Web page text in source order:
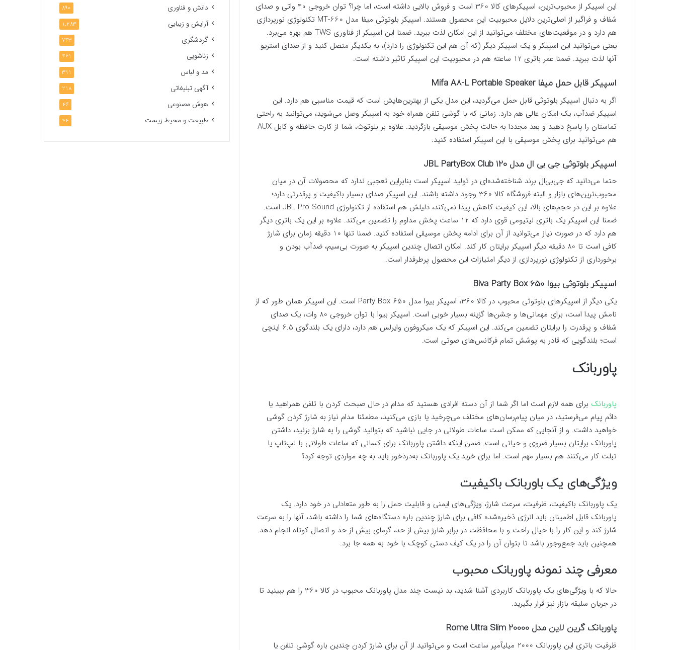
این اسپیکر از محبوب‌ترین، اسپیکرهای کالا 360 است و فروش بالایی داشته است، اما چرا؟ توان خروجی 40 واتی و صدای
شفاف و فراگیر از اصلی‌ترین دلایل محبوبیت این محصول هستند. اسپیکر بلوتوثی میفا مدل MT-660 تکنولوژی نورپردازی
هم دارد و در موقعیت‌های مختلف می‌توانید از این امکان لذت ببرید. ضمنا این اسپیکر از فناوری TWS هم بهره می‌برد.
یعنی می‌توانید این اسپیکر و یک اسپیکر دیگر (که آن هم این تکنولوژی را دارد)، به یکدیگر متصل کنید و از صدای استریو
آنها لذت ببرید. ضمنا عمر باتری 12 ساعته هم در محبوبیت این اسپیکر تاثیر داشته است.
اسپیکر قابل حمل میفا Mifa A8-L Portable Speaker
اگر به دنبال اسپیکر بلوتوثی قابل حمل می‌گردید، این مدل یکی از بهترین‌هایش است که قیمت مناسبی هم دارد. این
اسپیکر ضدآب، یک امکان عالی هم دارد. زمانی که با گوشی تلفن همراه خود به اسپیکر وصل می‌شوید، می‌توانید به راحتی
تماستان را پاسخ دهید و بعد مجددا به حالت پخش موسیقی بازگردید. علاوه بر بلوتوث، شما از کارت حافظه و کابل AUX
هم می‌توانید برای پخش موسیقی با این اسپیکر استفاده کنید.
اسپیکر بلوتوثی جی بی ال مدل JBL PartyBox Club 120
حتما می‌دانید که جی‌بی‌ال برند شناخته‌شده‌ای در تولید اسپیکر است بنابراین تعجبی ندارد که محصولات آن در میان
محبوب‌ترین‌های بازار و البته فروشگاه کالا 360 وجود داشته باشند. این اسپیکر صدای بسیار باکیفیت و پرقدرتی دارد؛
علاوه بر این در حجم‌های بالا، این کیفیت کاهش پیدا نمی‌کند، دلیلش هم استفاده از تکنولوژی JBL Pro Sound است.
ضمنا این اسپیکر یک باتری لیتیومی قوی دارد که 12 ساعت پخش مداوم را تضمین می‌کند. علاوه بر این یک باتری دیگر
هم دارد که در صورت نیاز می‌توانید از آن برای ادامه پخش موسیقی استفاده کنید. ضمنا تنها 10 دقیقه زمان برای شارژ
کافی است تا 80 دقیقه دیگر اسپیکر برایتان کار کند. امکان اتصال چندین اسپیکر به صورت بی‌سیم، ضدآب بودن و
برخورداری از تکنولوژی نورپردازی از دیگر امتیازات این محصول پرطرفدار است.
اسپیکر بلوتوثی بیوا Biva Party Box 650
یکی دیگر از اسپیکرهای بلوتوثی محبوب در کالا 360، اسپیکر بیوا مدل Party Box 650 است. این اسپیکر همان طور که از
نامش پیدا است، برای مهمانی‌ها و جشن‌ها گزینه بسیار خوبی است. اسپیکر بیوا با توان خروجی 80 وات، یک صدای
شفاف و پرقدرت را برایتان تضمین می‌کند. این اسپیکر که یک میکروفون وایرلس هم دارد، دارای یک بلندگوی 6.5 اینچی
است؛ بلندگویی که قادر به پوشش تمام فرکانس‌های صوتی است.
پاوربانک
پاوربانک برای همه لازم است اما اگر شما از آن دسته افرادی هستید که مدام در حال صبحت کردن با تلفن همراهید یا
دائم پیام می‌فرستید، در میان پیام‌رسان‌های مختلف می‌چرخید یا بازی می‌کنید، مطمئنا مدام نیاز به شارژ کردن گوشی
خواهید داشت. و از آنجایی که ممکن است ساعات طولانی در جایی نباشید که بتوانید گوشی را به شارژ بزنید، داشتن
پاوربانک برایتان بسیار ضروی و حیاتی است.‌ ضمن اینکه داشتن پاوربانک برای کسانی که ساعات طولانی با لپ‌تاپ یا
تبلت کار می‌کنند هم بسیار مهم است. اما برای خرید یک پاوربانک به‌دردخور باید به چه مواردی توجه کرد؟
ویژگی‌های یک باوربانک باکیفیت
یک پاوربانک باکیفیت، ظرفیت، سرعت شارژ، ویژگی‌های ایمنی و قابلیت حمل را به طور متعادلی در خود دارد. یک
پاوربانک قابل اطمینان باید انرژی ذخیره‌شده کافی برای شارژ چندین باره دستگاه‌های شما را داشته باشد، آنها را به سرعت
شارژ کند و این کار را با خیال راحت و با محافظت در برابر شارژ بیش از حد، گرمای بیش از حد و اتصال کوتاه انجام دهد.
همچنین باید جمع‌و‌جور باشد تا بتوان آن را در یک کیف دستی کوچک با خود به همه جا برد.
معرفی چند نمونه پاوربانک محبوب
حالا که با ویژگی‌های یک پاوربانک کاربردی آشنا شدید، بد نیست چند مدل پاوربانک محبوب در کالا 360 را هم ببینید تا
در جریان سلیقه بازار نیز قرار بگیرید.
پاوربانک گرین لاین مدل Rome Ultra Slim 20000
ظرفیت باتری این پاوربانک 2000 میلی‎آمپر ساعت است و می‌توانید از آن برای شارژ کردن چندین باره گوشی‌ تلفن یا
دانش و فناوری 890
آرایش و زیبایی 1,283
گردشگری 743
زناشویی 461
مد و لباس 391
آگهی تبلیغاتی 218
هوش مصنوعی 46
طبیعت و محیط زیست 44